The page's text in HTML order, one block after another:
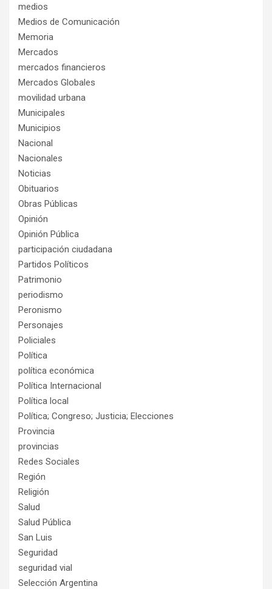
medios
Medios de Comunicación
Memoria
Mercados
mercados financieros
Mercados Globales
movilidad urbana
Municipales
Municipios
Nacional
Nacionales
Noticias
Obituarios
Obras Públicas
Opinión
Opinión Pública
participación ciudadana
Partidos Políticos
Patrimonio
periodismo
Peronismo
Personajes
Policiales
Política
política económica
Política Internacional
Política local
Política; Congreso; Justicia; Elecciones
Provincia
provincias
Redes Sociales
Región
Religión
Salud
Salud Pública
San Luis
Seguridad
seguridad vial
Selección Argentina